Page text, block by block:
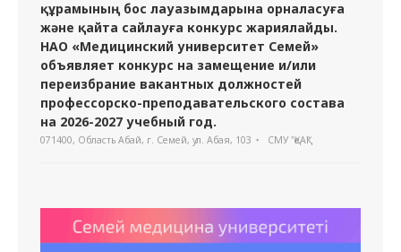
құрамының бос лауазымдарына орналасуға
және қайта сайлауға конкурс жариялайды.
НАО «Медицинский университет Семей»
объявляет конкурс на замещение и/или
переизбрание вакантных должностей
профессорско-преподавательского состава
на 2026-2027 учебный год.
071400, Область Абай, г. Семей, ул. Абая, 103 СМУ "ҚеАҚ"